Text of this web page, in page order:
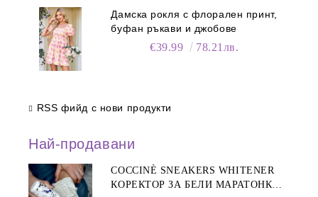
Дамска рокля с флорален принт,
буфан ръкави и джобове
€39.99 78.21лв.
RSS фийд с нови продукти
Най-продавани
COCCINÈ SNEAKERS WHITENER
КОРЕКТОР ЗА БЕЛИ МАРАТОНКИ,